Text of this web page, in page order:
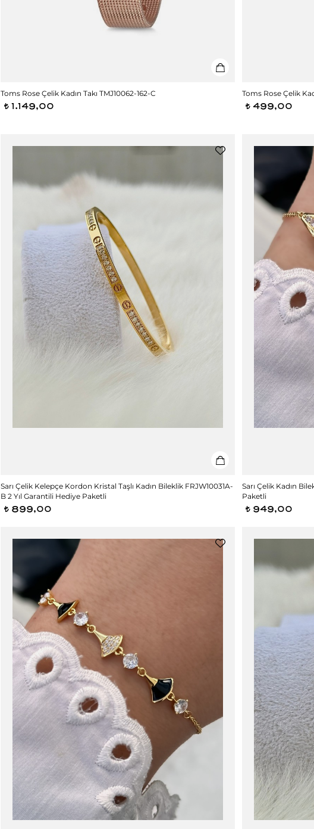
Toms Rose Çelik Kadın Takı TMJ10062-162-C
t1.149,00
Toms Rose Çelik
t499,00
Sarı Çelik Kelepçe Kordon Kristal Taşlı Kadın Bileklik FRJW10031A-
B 2 Yıl Garantili Hediye Paketli
t899,00
Sarı Çelik Kadın
Paketli
t949,00